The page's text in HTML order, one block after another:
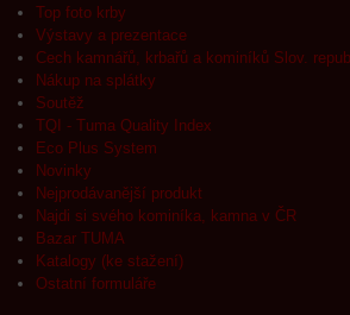
Top foto krby
Výstavy a prezentace
Cech kamnářů, krbařů a kominíků Slov.
Nákup na splátky
Soutěž
TQI - Tuma Quality Index
Eco Plus System
Novinky
Nejprodávanější produkt
Najdi si svého kominíka, kamna v ČR
Bazar TUMA
Katalogy (ke stažení)
Ostatní formuláře